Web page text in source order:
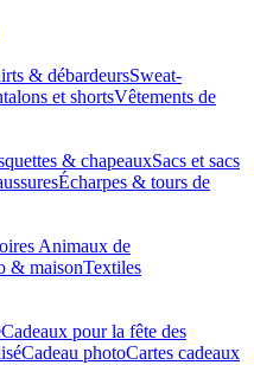
& débardeursSweat-
et shortsVêtements de
& chapeauxSacs et sacs
Écharpes & tours de
Animaux de
& maisonTextiles
Cadeaux pour la fête des
Cadeau photoCartes cadeaux